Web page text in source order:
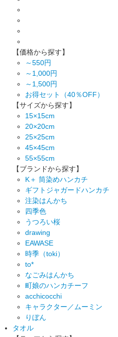
【価格から探す】
～550円
～1,000円
～1,500円
お得セット（40％OFF）
【サイズから探す】
15×15cm
20×20cm
25×25cm
45×45cm
55×55cm
【ブランドから探す】
K＋ 筒染めハンカチ
ギフトジャガードハンカチ
注染はんかち
四季色
うつろい桜
drawing
EAWASE
時季（toki）
to*
なごみはんかち
町娘のハンカチーフ
acchicocchi
キャラクター／ムーミン
りぼん
タオル